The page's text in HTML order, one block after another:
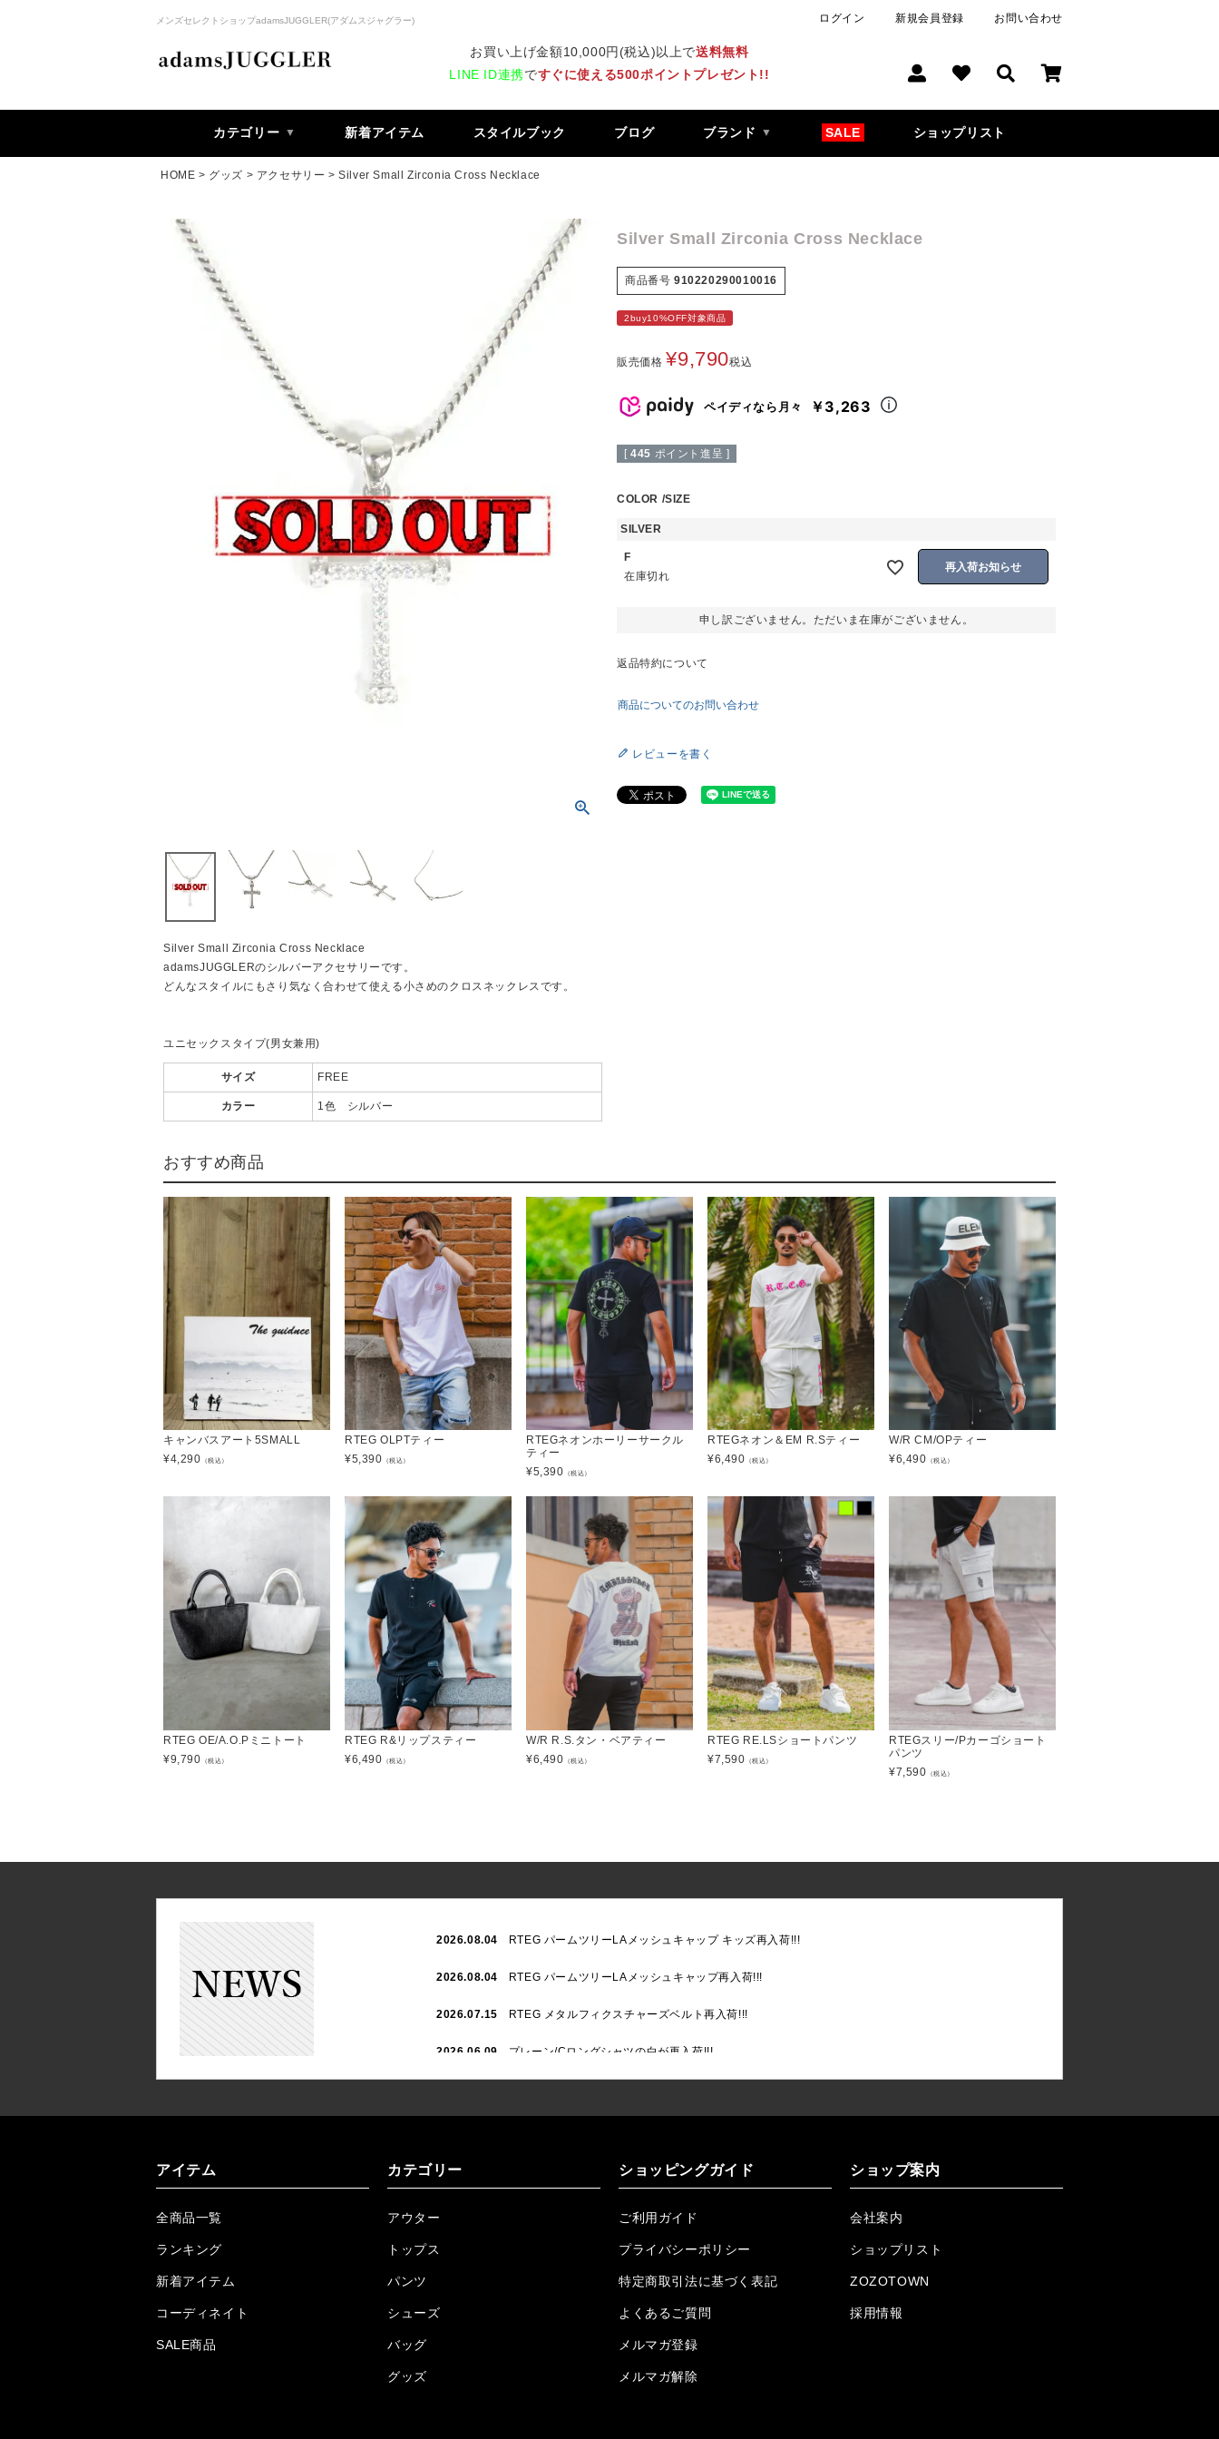
メンズセレクトショップadamsJUGGLER(アダムスジャグラー) ログイン 新規会員登録 お問い合わせ
お買い上げ金額10,000円(税込)以上で送料無料
LINE ID連携ですぐに使える500ポイントプレゼント!!
カテゴリー 新着アイテム スタイルブック ブログ ブランド SALE ショップリスト
HOME グッズ アクセサリー Silver Small Zirconia Cross Necklace
Silver Small Zirconia Cross Necklace
adamsJUGGLERのシルバーアクセサリーです。
どんなスタイルにもさり気なく合わせて使える小さめのクロスネックレスです。
ユニセックスタイプ(男女兼用)
サイズ FREE
カラー 1色 シルバー
Silver Small Zirconia Cross Necklace
商品番号 910220290010016
2buy10%OFF対象商品
販売価格 ¥9,790税込
ペイディなら月々 ￥3,263
[ 445 ポイント進呈 ]
COLOR SIZE
SILVER
F
在庫切れ
再入荷お知らせ
申し訳ございません。ただいま在庫がございません。
返品特約について
商品についてのお問い合わせ
レビューを書く
おすすめ商品
キャンバスアート5SMALL
¥4,290 （税込）
RTEG OLPTティー
¥5,390 （税込）
RTEGネオンホーリーサークル
ティー
¥5,390 （税込）
RTEGネオン＆EM R.Sティー
¥6,490 （税込）
W/R CM/OPティー
¥6,490 （税込）
RTEG OE/A.O.Pミニトート
¥9,790 （税込）
RTEG R&リップスティー
¥6,490 （税込）
W/R R.S.タン・ベアティー
¥6,490 （税込）
RTEG RE.LSショートパンツ
¥7,590 （税込）
RTEGスリー/Pカーゴショート
パンツ
¥7,590 （税込）
2026.08.04 RTEG パームツリーLAメッシュキャップ キッズ再入荷!!!
2026.08.04 RTEG パームツリーLAメッシュキャップ再入荷!!!
2026.07.15 RTEG メタルフィクスチャーズベルト再入荷!!!
2026.06.09 プレーン/Cロングシャツの白が再入荷!!!
2026.05.08 24/フリンジデニムロングパンツ再入荷!!!
ケミカルブラックデニムロングパンツ再入荷!!!
2026.04.03 RTEG R.S&Dデニムロングパンツ再入荷!!!
RTEGO.Eショルダーバッグ入荷!!!
H.P.C デニムロングパンツ再入荷しました!!!
アイテム
全商品一覧
ランキング
新着アイテム
コーディネイト
SALE商品
カテゴリー
アウター
トップス
パンツ
シューズ
バッグ
グッズ
ショッピングガイド
ご利用ガイド
プライバシーポリシー
特定商取引法に基づく表記
よくあるご質問
メルマガ登録
メルマガ解除
ショップ案内
会社案内
ショップリスト
ZOZOTOWN
採用情報